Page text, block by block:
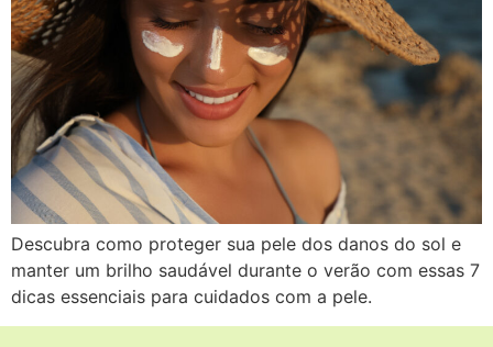
Descubra como proteger sua pele dos danos do sol e
manter um brilho saudável durante o verão com essas 7
dicas essenciais para cuidados com a pele.